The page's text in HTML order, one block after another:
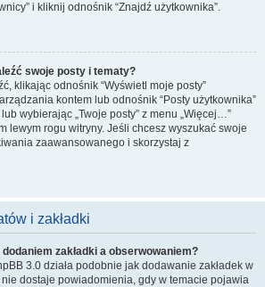
i kliknij odnośnik “Znajdź użytkownika”.
swoje posty i tematy?
klikając odnośnik “Wyświetl moje posty”
kontem lub odnośnik “Posty użytkownika”
wybierając „Twoje posty” z menu „Więcej…”
lewym rogu witryny. Jeśli chcesz wyszukać swoje
zaawansowanego i skorzystaj z
i zakładki
zakładki a obserwowaniem?
3.0 działa podobnie jak dodawanie zakładek w
dostaje powiadomienia, gdy w temacie pojawia